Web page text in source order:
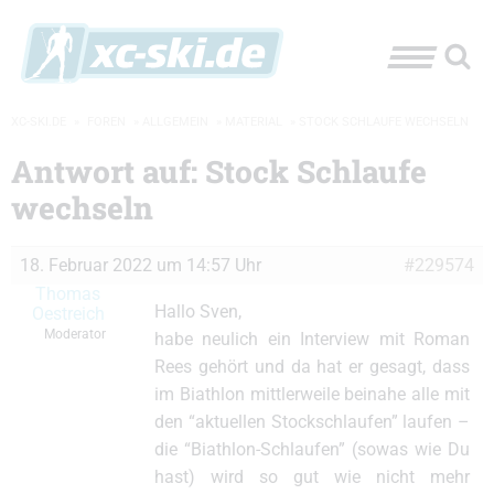
Antwort auf: Stock Schlaufe
wechseln
18. Februar 2022 um 14:57 Uhr
#229574
Thomas
Oestreich
Moderator
Hallo Sven,
habe neulich ein Interview mit Roman
Rees gehört und da hat er gesagt, dass
im Biathlon mittlerweile beinahe alle mit
den “aktuellen Stockschlaufen” laufen –
die “Biathlon-Schlaufen” (sowas wie Du
hast) wird so gut wie nicht mehr